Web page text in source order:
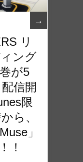
→
リ
ング
が5
信開
限
ら、
」
！